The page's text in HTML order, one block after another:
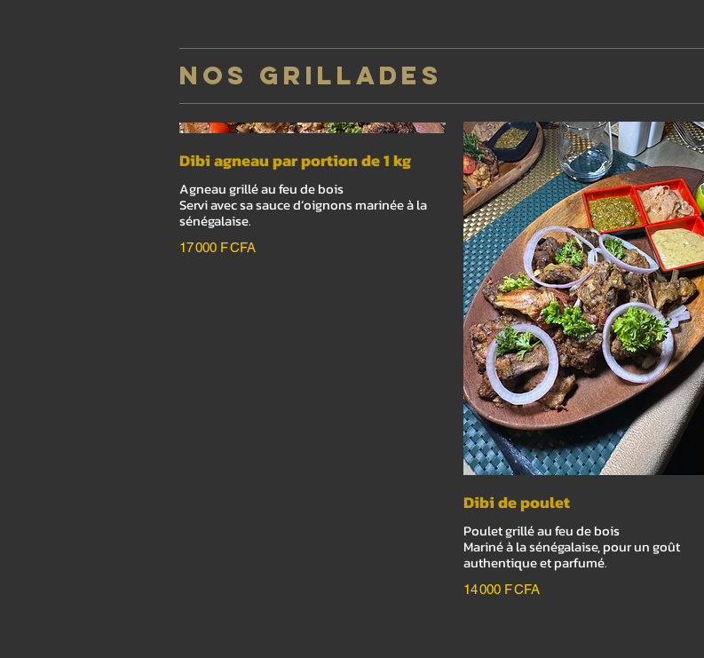
NOS GRILLADES
Dibi agneau par portion de 1 kg
Agneau grillé au feu de bois
Servi avec sa sauce d’oignons marinée à la
sénégalaise.
17 000 F CFA
Dibi de poulet
Poulet grillé au feu de bois
Mariné à la sénégalaise, pour un goût
authentique et parfumé.
14 000 F CFA